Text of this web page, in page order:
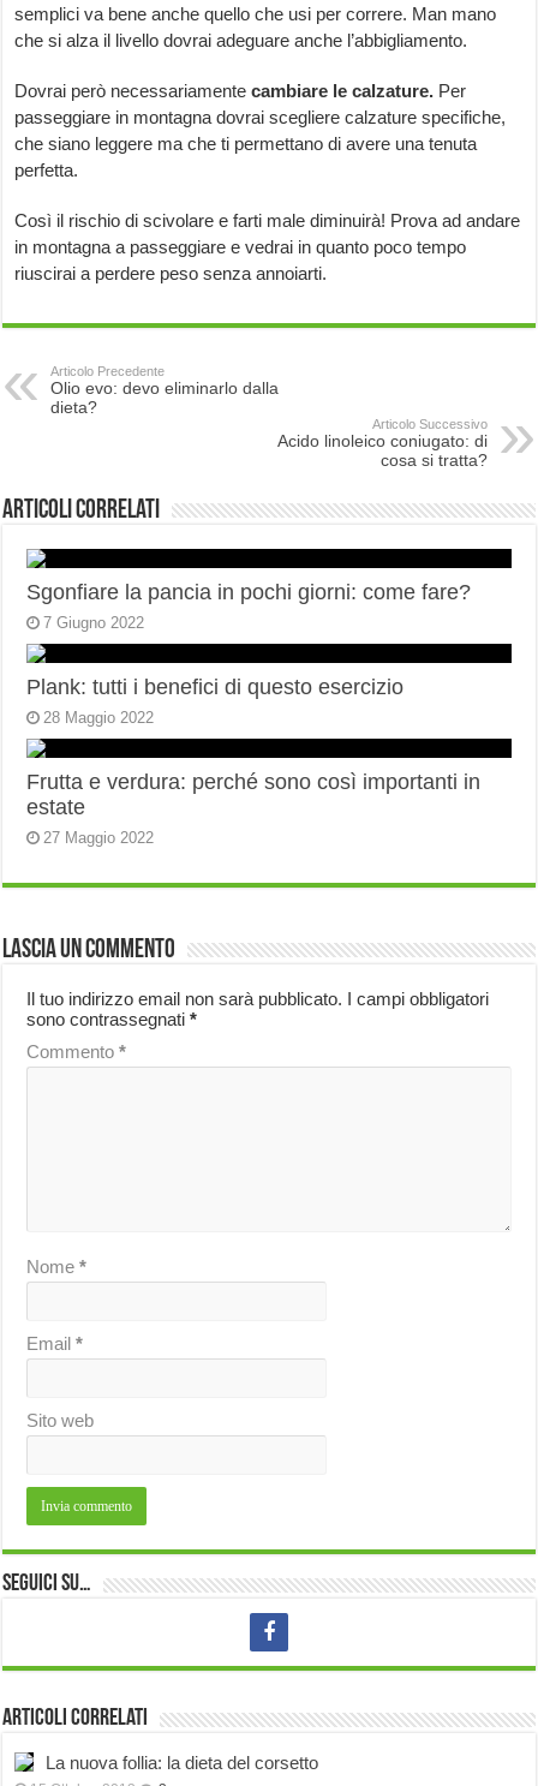
semplici va bene anche quello che usi per correre. Man mano
che si alza il livello dovrai adeguare anche l’abbigliamento.
Dovrai però necessariamentecambiare le calzature. Per
passeggiare in montagna dovrai scegliere calzature specifiche,
che siano leggere ma che ti permettano di avere una tenuta
perfetta.
Così il rischio di scivolare e farti male diminuirà! Prova ad andare
in montagna a passeggiare e vedrai in quanto poco tempo
riuscirai a perdere peso senza annoiarti.
Articolo Precedente
Olio evo: devo eliminarlo dalla
dieta?
Articolo Successivo
Acido linoleico coniugato: di
cosa si tratta?
Articoli correlati
Sgonfiare la pancia in pochi giorni: come fare?
7 Giugno 2022
Plank: tutti i benefici di questo esercizio
28 Maggio 2022
Frutta e verdura: perché sono così importanti in
estate
27 Maggio 2022
Lascia un commento
Il tuo indirizzo email non sarà pubblicato. I campi obbligatori
sono contrassegnati*
Commento*
Nome*
Email*
Sito web
Seguici su…
Articoli correlati
La nuova follia: la dieta del corsetto